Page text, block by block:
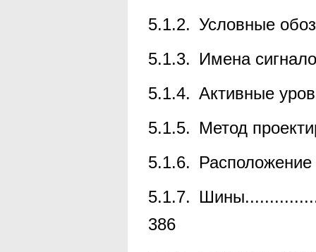
5.1.2. Условные
5.1.3. Имена
5.1.4. Активные
5.1.5. Метод
5.1.6.
5.1.7. Шины
386